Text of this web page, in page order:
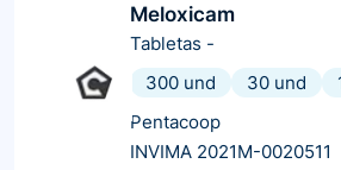
Meloxicam
Tabletas -
300 und
30 und
Pentacoop
INVIMA 2021M-0020511